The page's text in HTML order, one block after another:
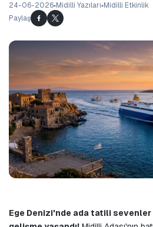
24-06-2026 Midilli Yazıları Midilli Etkinlik
Paylaş
Ege Denizi'nde ada tatili